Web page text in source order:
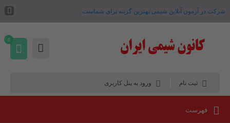
شرکت در آزمون آنلاین شیمی بهترین گزینه برای شماست .
ثبت نام ورود به پنل کاربری
0
فهرست